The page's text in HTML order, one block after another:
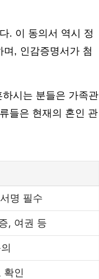
. 이 동의서 역시 정
, 인감증명서가 첨
시는 분들은 가족관
들은 현재의 혼인 관
명 필수
, 여권 등
확인